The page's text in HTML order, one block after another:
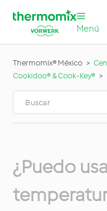
Menú
Thermomix® México
Cookidoo® & Cook-Key®
¿Puedo